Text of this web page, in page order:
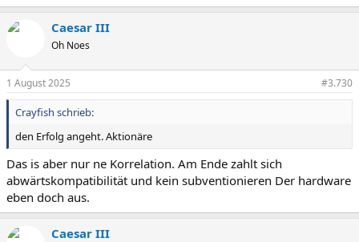
Caesar III
Oh Noes
1 August 2025 #3.730
Crayfish schrieb:
den Erfolg angeht. Aktionäre
Das is aber nur ne Korrelation. Am Ende zahlt sich
abwärtskompatibilität und kein subventionieren Der hardware
eben doch aus.
Caesar III